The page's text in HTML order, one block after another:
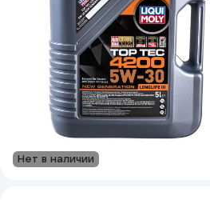
Нет в наличии